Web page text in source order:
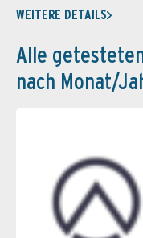
WEITERE DETAILS
Alle
nach Monat/